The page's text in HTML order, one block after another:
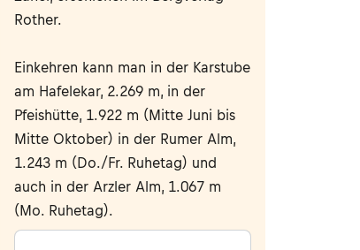
Rother.
Einkehren kann man in der Karstube
am Hafelekar, 2.269 m, in der
Pfeishütte, 1.922 m (Mitte Juni bis
Mitte Oktober) in der Rumer Alm,
1.243 m (Do./Fr. Ruhetag) und
auch in der Arzler Alm, 1.067 m
(Mo. Ruhetag).